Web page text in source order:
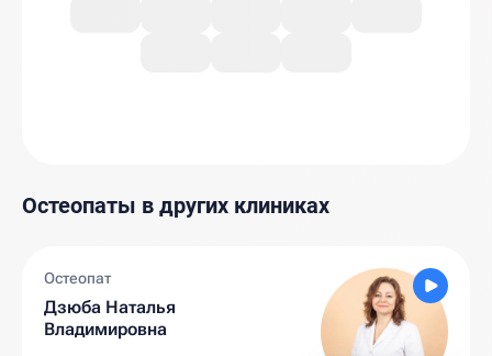
Остеопаты в других клиниках
Остеопат
Дзюба Наталья
Владимировна